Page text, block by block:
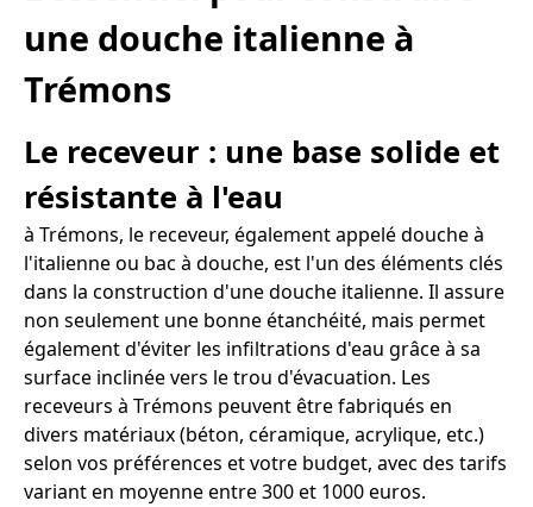
une douche italienne à
Trémons
Le receveur : une base solide et
résistante à l'eau
à Trémons, le receveur, également appelé douche à
l'italienne ou bac à douche, est l'un des éléments clés
dans la construction d'une douche italienne. Il assure
non seulement une bonne étanchéité, mais permet
également d'éviter les infiltrations d'eau grâce à sa
surface inclinée vers le trou d'évacuation. Les
receveurs à Trémons peuvent être fabriqués en
divers matériaux (béton, céramique, acrylique, etc.)
selon vos préférences et votre budget, avec des tarifs
variant en moyenne entre 300 et 1000 euros.